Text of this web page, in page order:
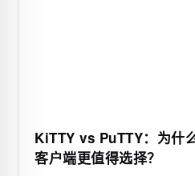
KiTTY vs PuTTY：为什
客户端更值得选择？